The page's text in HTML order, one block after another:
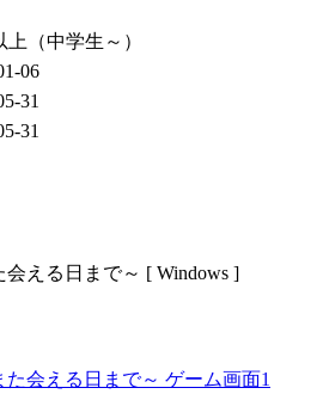
上（中学生～）
06
31
31
会える日まで～ [ Windows ]